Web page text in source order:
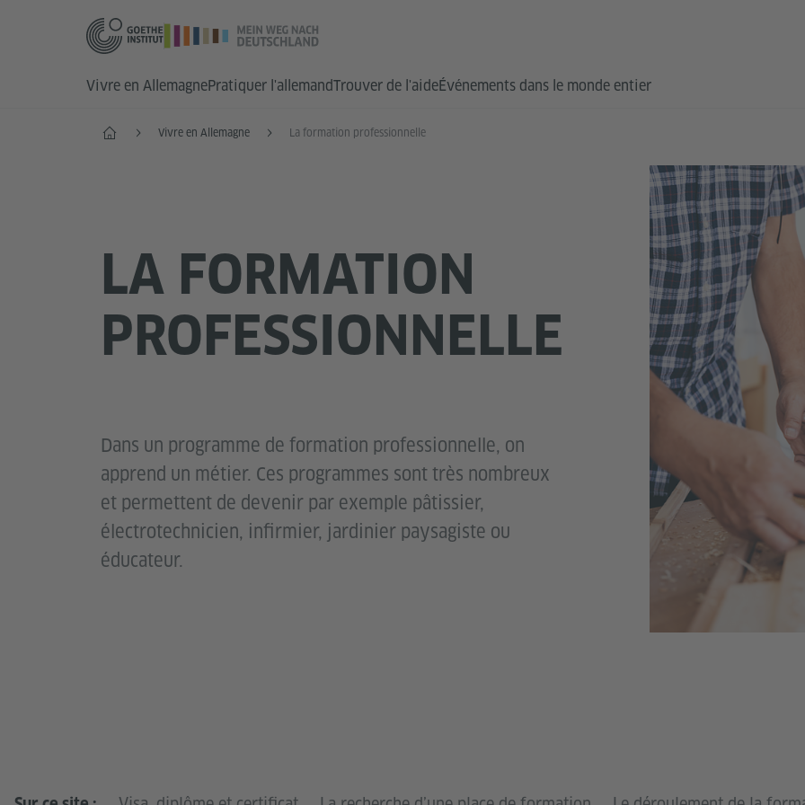
Vivre en AllemagnePratiquer l'allemandTrouver de l'aideÉvénements dans le monde entier
Accueil Vivre en Allemagne La formation professionnelle
LA FORMATION
PROFESSIONNELLE
Dans un programme de formation professionnelle, on
apprend un métier. Ces programmes sont très nombreux
et permettent de devenir par exemple pâtissier,
électrotechnicien, infirmier, jardinier paysagiste ou
éducateur.